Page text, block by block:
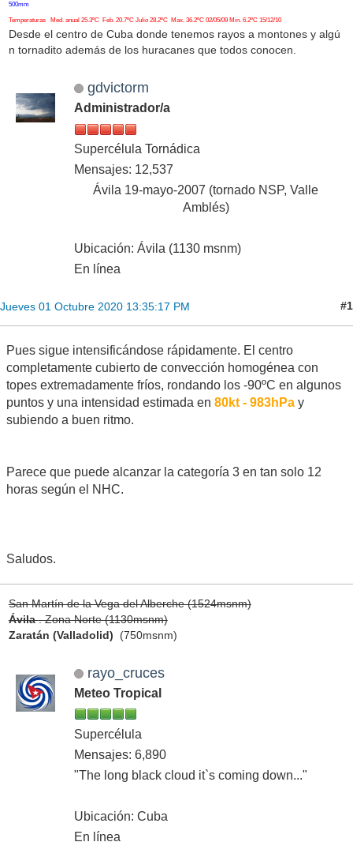
500mm
Temperaturas Med. anual 25.3ºC Feb. 20.7ºC Julio 28.2ºC Max. 36.2ºC 02/05/09 Min. 6.2ºC 15/12/10
Desde el centro de Cuba donde tenemos rayos a montones y algú
n tornadito además de los huracanes que todos conocen.
gdvictorm
Administrador/a
Supercélula Tornádica
Mensajes: 12,537
Ávila 19-mayo-2007 (tornado NSP, Valle
Amblés)
Ubicación: Ávila (1130 msnm)
En línea
Jueves 01 Octubre 2020 13:35:17 PM #1
Pues sigue intensificándose rápidamente. El centro
completamente cubierto de convección homogénea con
topes extremadamente fríos, rondando los -90ºC en algunos
puntos y una intensidad estimada en 80kt - 983hPa y
subiendo a buen ritmo.
Parece que puede alcanzar la categoría 3 en tan solo 12
horas según el NHC.
Saludos.
San Martín de la Vega del Alberche (1524msnm)
Ávila. Zona Norte (1130msnm)
Zaratán (Valladolid) (750msnm)
rayo_cruces
Meteo Tropical
Supercélula
Mensajes: 6,890
"The long black cloud it`s coming down..."
Ubicación: Cuba
En línea